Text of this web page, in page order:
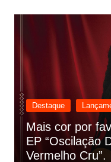
Destaque
Rashid vai
referencias do
música